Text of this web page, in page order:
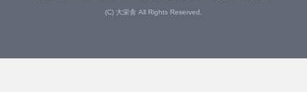
(C) 大栄舎 All Rights Reserved.